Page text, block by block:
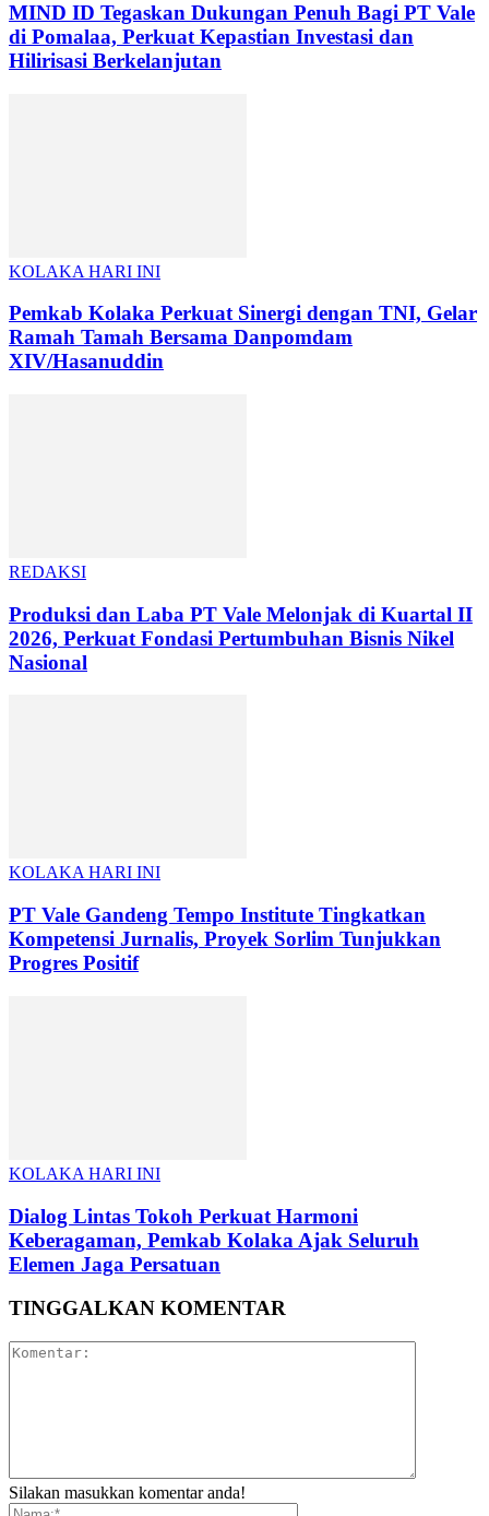
MIND ID Tegaskan Dukungan Penuh Bagi PT Vale
di Pomalaa, Perkuat Kepastian Investasi dan
Hilirisasi Berkelanjutan
KOLAKA HARI INI
Pemkab Kolaka Perkuat Sinergi dengan TNI, Gelar
Ramah Tamah Bersama Danpomdam
XIV/Hasanuddin
REDAKSI
Produksi dan Laba PT Vale Melonjak di Kuartal II
2026, Perkuat Fondasi Pertumbuhan Bisnis Nikel
Nasional
KOLAKA HARI INI
PT Vale Gandeng Tempo Institute Tingkatkan
Kompetensi Jurnalis, Proyek Sorlim Tunjukkan
Progres Positif
KOLAKA HARI INI
Dialog Lintas Tokoh Perkuat Harmoni
Keberagaman, Pemkab Kolaka Ajak Seluruh
Elemen Jaga Persatuan
TINGGALKAN KOMENTAR
Silakan masukkan komentar anda!